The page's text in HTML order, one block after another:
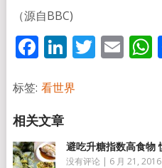
（源自BBC)
Facebook
LinkedIn
标签: 看世界
避吃升糖指数高食物
没有评论 | 6 月 21, 2016